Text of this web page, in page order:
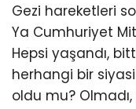
Gezi hareketleri
Ya Cumhuriyet
Hepsi yaşandı,
herhangi bir
oldu mu?